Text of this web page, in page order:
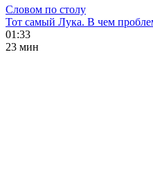
Словом по столу
Тот самый Лука. В чем
01:33
23 мин